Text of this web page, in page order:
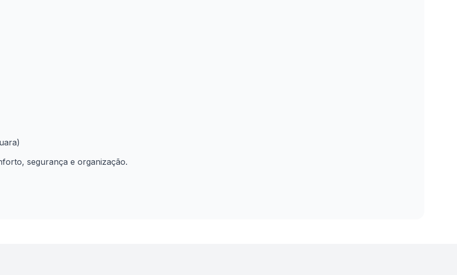
segurança e organização.